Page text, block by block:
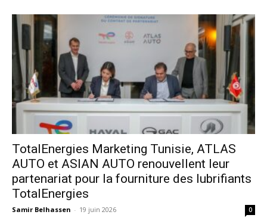
TotalEnergies Marketing Tunisie, ATLAS
AUTO et ASIAN AUTO renouvellent leur
partenariat pour la fourniture des lubrifiants
TotalEnergies
Samir Belhassen - 19 juin 2026 0